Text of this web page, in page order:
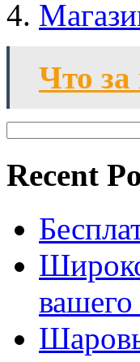
Что за
Recent
вашего